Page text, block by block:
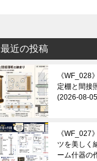
最近の投稿
《WF_028
定棚と間接
2026-08-
《WF_027
ツを美しく
ーム什器の